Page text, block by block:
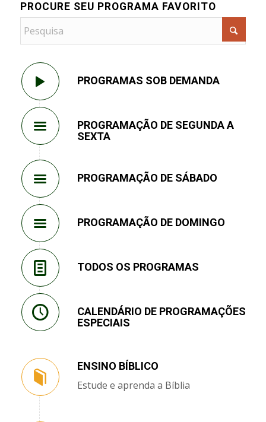
PROCURE SEU PROGRAMA FAVORITO
PROGRAMAS SOB DEMANDA
PROGRAMAÇÃO DE SEGUNDA A
SEXTA
PROGRAMAÇÃO DE SÁBADO
PROGRAMAÇÃO DE DOMINGO
TODOS OS PROGRAMAS
CALENDÁRIO DE PROGRAMAÇÕES
ESPECIAIS
ENSINO BÍBLICO
Estude e aprenda a Bíblia